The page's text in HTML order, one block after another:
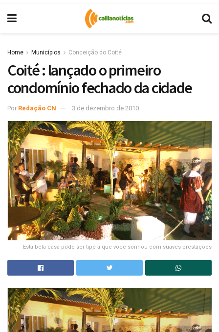
Home Municípios Conceição do Coité
Coité : lançado o primeiro
condomínio fechado da cidade
Por Redação CN 3 de dezembro de 2010
Esta bela casa pode ser tipo a que você sonhou com suaves prestações